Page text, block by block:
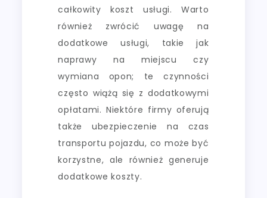
całkowity koszt usługi. Warto
również zwrócić uwagę na
dodatkowe usługi, takie jak
naprawy na miejscu czy
wymiana opon; te czynności
często wiążą się z dodatkowymi
opłatami. Niektóre firmy oferują
także ubezpieczenie na czas
transportu pojazdu, co może być
korzystne, ale również generuje
dodatkowe koszty.